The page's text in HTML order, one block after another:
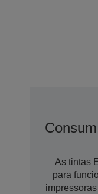
As tintas
para